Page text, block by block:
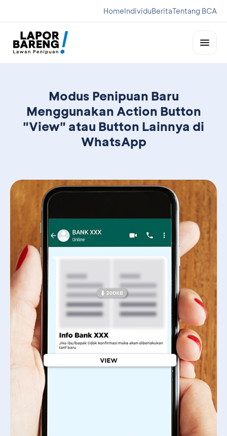
HomeIndividuBeritaTentang BCA
Modus Penipuan Baru
Menggunakan Action Button
"View" atau Button Lainnya di
WhatsApp